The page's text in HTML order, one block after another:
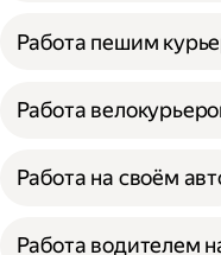
Работа пешим
Работа
Работа на своём
Работа водителем